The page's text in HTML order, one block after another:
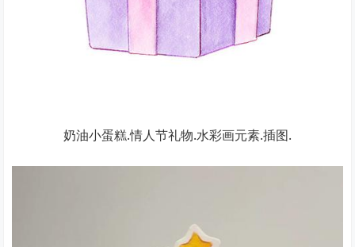
奶油小蛋糕.情人节礼物.水彩画元素.插图.